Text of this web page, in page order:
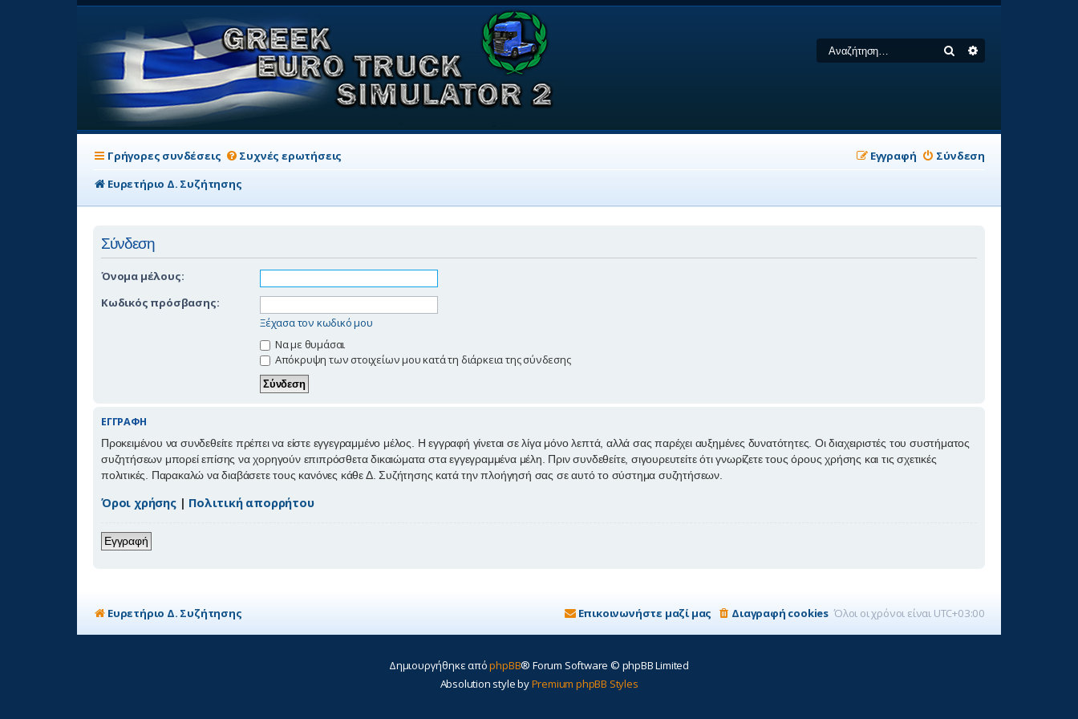
Αναζήτηση
Γρήγορες συνδέσεις Συχνές ερωτήσεις Σύνδεση
Εγγραφή
Ευρετήριο Δ. Συζήτησης
Σύνδεση
Όνομα μέλους:
Κωδικός πρόσβασης:
Ξέχασα τον κωδικό μου
Να με θυμάσαι
Απόκρυψη των στοιχείων μου κατά τη διάρκεια της σύνδεσης
ΕΓΓΡΑΦΉ
Προκειμένου να συνδεθείτε πρέπει να είστε εγγεγραμμένο μέλος. Η εγγραφή γίνεται σε λίγα μόνο λεπτά, αλλά σας παρέχει αυξημένες δυνατότητες. Οι διαχειριστές του συστήματος
συζητήσεων μπορεί επίσης να χορηγούν επιπρόσθετα δικαιώματα στα εγγεγραμμένα μέλη. Πριν συνδεθείτε, σιγουρευτείτε ότι γνωρίζετε τους όρους χρήσης και τις σχετικές
πολιτικές. Παρακαλώ να διαβάσετε τους κανόνες κάθε Δ. Συζήτησης κατά την πλοήγησή σας σε αυτό το σύστημα συζητήσεων.
Όροι χρήσης| Πολιτική απορρήτου
Εγγραφή
Ευρετήριο Δ. Συζήτησης Όλοι οι χρόνοι είναι UTC+03:00
Διαγραφή cookies
Επικοινωνήστε μαζί μας
Δημιουργήθηκε απόphpBB® Forum Software © phpBB Limited
Absolution style byPremium phpBB Styles